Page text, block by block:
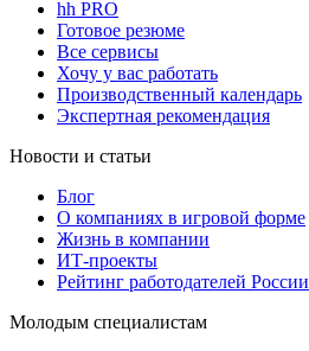
hh PRO
Готовое резюме
Все сервисы
Хочу у вас работать
Производственный календарь
Экспертная рекомендация
Новости и статьи
Блог
О компаниях в игровой форме
Жизнь в компании
ИТ-проекты
Рейтинг работодателей России
Молодым специалистам